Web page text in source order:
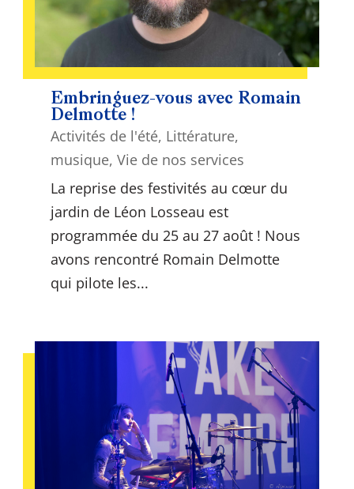
Embringuez-vous avec Romain
Delmotte !
Activités de l'été, Littérature,
musique, Vie de nos services
La reprise des festivités au cœur du
jardin de Léon Losseau est
programmée du 25 au 27 août ! Nous
avons rencontré Romain Delmotte
qui pilote les...